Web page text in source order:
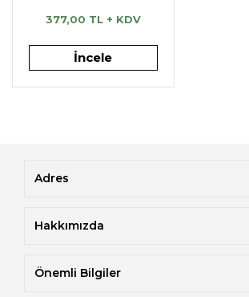
377,00 TL + KDV
İncele
Adres
Hakkımızda
Önemli Bilgiler